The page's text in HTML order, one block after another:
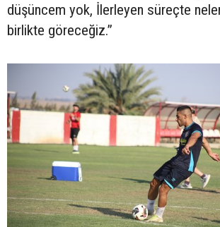
düşüncem yok, İlerleyen süreçte
birlikte göreceğiz.”